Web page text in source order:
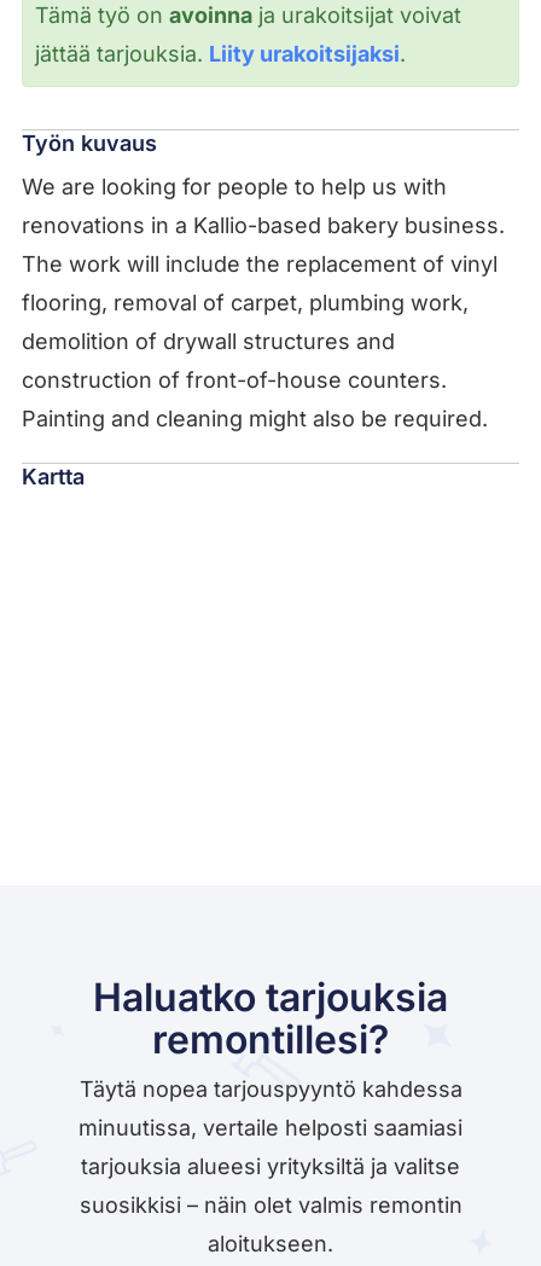
Tämä työ on avoinnaja urakoitsijat voivat
jättää tarjouksia. Liity urakoitsijaksi.
Työn kuvaus
We are looking for people to help us with
renovations in a Kallio-based bakery business.
The work will include the replacement of vinyl
flooring, removal of carpet, plumbing work,
demolition of drywall structures and
construction of front-of-house counters.
Painting and cleaning might also be required.
Kartta
Haluatko tarjouksia
remontillesi?
Täytä nopea tarjouspyyntö kahdessa
minuutissa, vertaile helposti saamiasi
tarjouksia alueesi yrityksiltä ja valitse
suosikkisi – näin olet valmis remontin
aloitukseen.